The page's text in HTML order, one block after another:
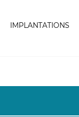
IMPLANTATIONS